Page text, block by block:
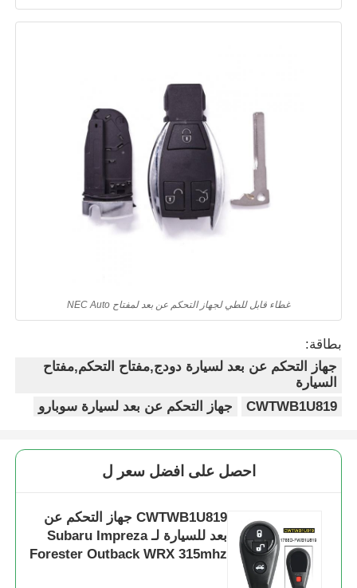
غطاء قابل للطي لجهاز التحكم عن بعد لمفتاح NEC Auto
بطاقة:
جهاز التحكم عن بعد لسيارة دودج,مفتاح التحكم,مفتاح
السيارة
CWTWB1U819
جهاز التحكم عن بعد لسيارة سوبارو
احصل على افضل سعر ل
CWTWB1U819 جهاز التحكم عن
بعد للسيارة لـ Subaru Impreza
Forester Outback WRX 315mhz